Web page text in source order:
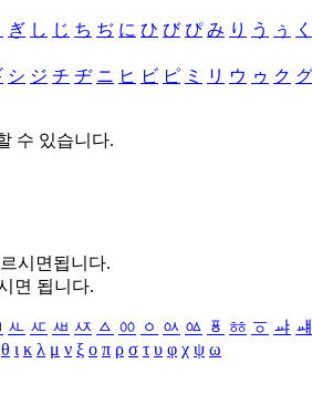
ぎ し じ ち ぢ に ひ び ぴ み り う ぅ く
シ ジ チ ヂ ニ ヒ ビ ピ ミ リ ウ ゥ ク グ
수 있습니다.
시면됩니다.
면 됩니다.
ㅻ ㅼ ㅽ ㅾ ㅿ ㆀ ㆁ ㆂ ㆃ ㆄ ㆅ ㆆ ㆇ ㆈ
θ ι κ λ μ ν ξ ο π ρ σ τ υ φ χ ψ ω